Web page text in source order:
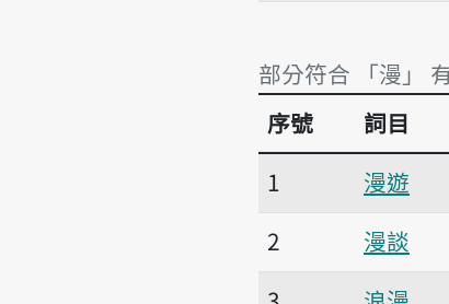
部分符合 「漫」
部分符合 「漫」 有
序號 詞目
1
漫遊
2
漫談